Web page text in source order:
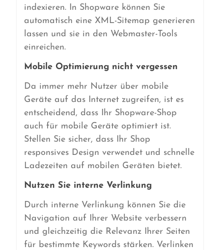
indexieren. In Shopware können Sie
automatisch eine XML-Sitemap generieren
lassen und sie in den Webmaster-Tools
einreichen.
Mobile Optimierung nicht vergessen
Da immer mehr Nutzer über mobile
Geräte auf das Internet zugreifen, ist es
entscheidend, dass Ihr Shopware-Shop
auch für mobile Geräte optimiert ist.
Stellen Sie sicher, dass Ihr Shop
responsives Design verwendet und schnelle
Ladezeiten auf mobilen Geräten bietet.
Nutzen Sie interne Verlinkung
Durch interne Verlinkung können Sie die
Navigation auf Ihrer Website verbessern
und gleichzeitig die Relevanz Ihrer Seiten
für bestimmte Keywords stärken. Verlinken